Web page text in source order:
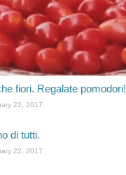
fiori. Regalate pomodori!
22, 2017
di tutti.
22, 2017